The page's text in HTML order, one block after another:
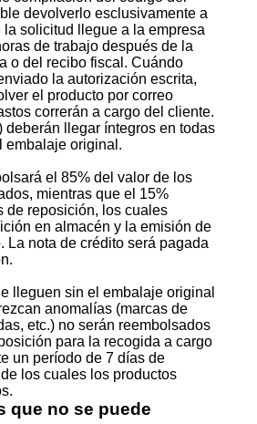
devolverlo esclusivamente a
solicitud llegue a la empresa
de trabajo después de la
o del recibo fiscal. Cuándo
la autorización escrita,
el producto por correo
correrán a cargo del cliente.
deberán llegar íntegros en todas
embalaje original.
el 85% del valor de los
mientras que el 15%
de reposición, los cuales
en almacén y la emisión de
La nota de crédito será pagada
lleguen sin el embalaje original
anomalías (marcas de
etc.) no serán reembolsados
para la recogida a cargo
un período de 7 días de
los cuales los productos
que no se puede